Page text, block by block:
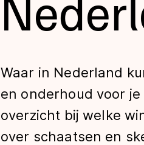
Tijden &
De weg op
Waar in Nederland
en onderhoud voor
overzicht bij welke
over schaatsen en